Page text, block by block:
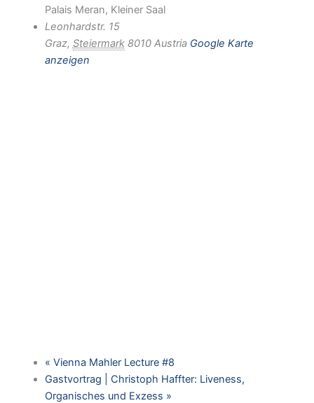
Palais Meran, Kleiner Saal
Leonhardstr. 15
Graz, Steiermark 8010 Austria Google Karte
anzeigen
« Vienna Mahler Lecture #8
Gastvortrag | Christoph Haffter: Liveness,
Organisches und Exzess »